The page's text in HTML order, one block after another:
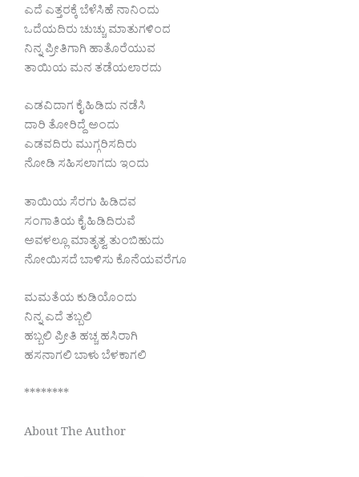
ಎದೆ ಎತ್ತರಕ್ಕೆ ಬೆಳೆಸಿಹೆ ನಾನಿಂದು
ಒದೆಯದಿರು ಚುಚ್ಚು ಮಾತುಗಳಿಂದ
ನಿನ್ನ ಪ್ರೀತಿಗಾಗಿ ಹಾತೊರೆಯುವ
ತಾಯಿಯ ಮನ ತಡೆಯಲಾರದು
ಎಡವಿದಾಗ ಕೈ ಹಿಡಿದು ನಡೆಸಿ
ದಾರಿ ತೋರಿದ್ದೆ ಅಂದು
ಎಡವದಿರು ಮುಗ್ಗರಿಸದಿರು
ನೋಡಿ ಸಹಿಸಲಾಗದು ಇಂದು
ತಾಯಿಯ ಸೆರಗು ಹಿಡಿದವ
ಸಂಗಾತಿಯ ಕೈ ಹಿಡಿದಿರುವೆ
ಅವಳಲ್ಲೂ ಮಾತೃತ್ವ ತುಂಬಿಹುದು
ನೋಯಿಸದೆ ಬಾಳಿಸು ಕೊನೆಯವರೆಗೂ
ಮಮತೆಯ ಕುಡಿಯೊಂದು
ನಿನ್ನ ಎದೆ ತಬ್ಬಲಿ
ಹಬ್ಬಲಿ ಪ್ರೀತಿ ಹಚ್ಚ ಹಸಿರಾಗಿ
ಹಸನಾಗಲಿ ಬಾಳು ಬೆಳಕಾಗಲಿ
********
About The Author